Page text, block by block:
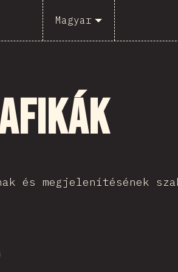
Magyar
és megjelenítésének
Chart